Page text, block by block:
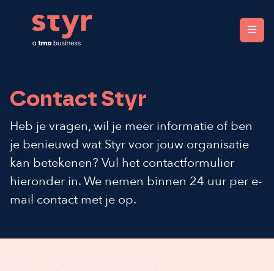
STYR. Clear organizations, fair rewards.
Contact Styr
Heb je vragen, wil je meer informatie of ben
je benieuwd wat Styr voor jouw organisatie
kan betekenen? Vul het contactformulier
hieronder in. We nemen binnen 24 uur per e-
mail contact met je op.